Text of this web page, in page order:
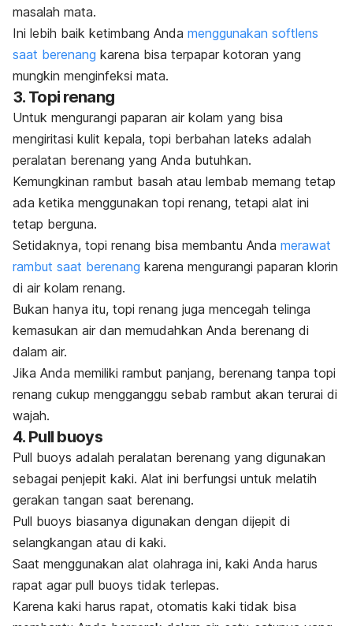
masalah mata.
Ini lebih baik ketimbang Anda menggunakan softlens
saat berenang karena bisa terpapar kotoran yang
mungkin menginfeksi mata.
3. Topi renang
Untuk mengurangi paparan air kolam yang bisa
mengiritasi kulit kepala, topi berbahan lateks adalah
peralatan berenang yang Anda butuhkan.
Kemungkinan rambut basah atau lembab memang tetap
ada ketika menggunakan topi renang, tetapi alat ini
tetap berguna.
Setidaknya, topi renang bisa membantu Anda merawat
rambut saat berenang karena mengurangi paparan klorin
di air kolam renang.
Bukan hanya itu, topi renang juga mencegah telinga
kemasukan air dan memudahkan Anda berenang di
dalam air.
Jika Anda memiliki rambut panjang, berenang tanpa topi
renang cukup mengganggu sebab rambut akan terurai di
wajah.
4. Pull buoys
Pull buoys adalah peralatan berenang yang digunakan
sebagai penjepit kaki. Alat ini berfungsi untuk melatih
gerakan tangan saat berenang.
Pull buoys biasanya digunakan dengan dijepit di
selangkangan atau di kaki.
Saat menggunakan alat olahraga ini, kaki Anda harus
rapat agar pull buoys tidak terlepas.
Karena kaki harus rapat, otomatis kaki tidak bisa